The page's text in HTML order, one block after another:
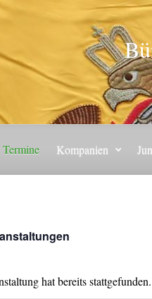
Termine Kompanien
hat bereits stattgefunden.